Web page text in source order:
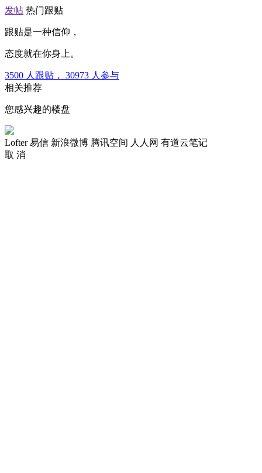
发帖 热门跟贴
跟贴是一种信仰，
态度就在你身上。
3500 人跟贴， 30973 人参与
相关推荐
您感兴趣的楼盘
Lofter 易信 新浪微博 腾讯空间 人人网 有道云笔记
取 消